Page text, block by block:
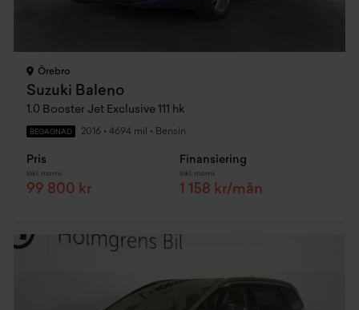
Örebro
Suzuki Baleno
1.0 Booster Jet Exclusive 111 hk
BEGAGNAD 2016 • 4694 mil • Bensin
Pris
Inkl. moms
99 800 kr
Finansiering
Inkl. moms
1 158 kr/mån